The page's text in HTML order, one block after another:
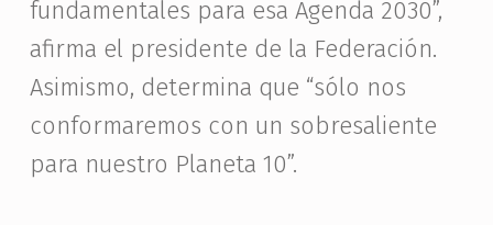
fundamentales para esa Agenda 2030”,
afirma el presidente de la Federación.
Asimismo, determina que “sólo nos
conformaremos con un sobresaliente
para nuestro Planeta 10”.